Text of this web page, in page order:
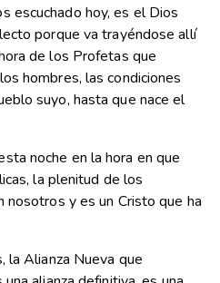
escuchado hoy, es el Dios
porque va trayéndose allí
de los Profetas que
hombres, las condiciones
suyo, hasta que nace el
noche en la hora en que
la plenitud de los
y es un Cristo que ha
la Alianza Nueva que